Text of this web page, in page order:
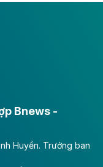
sẽ tạo động
phía Nam đồng
- CTCP
trong quý
Bnews -
Huyền. Trưởng ban